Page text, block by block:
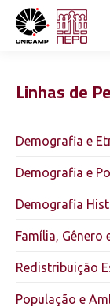
Linhas de
Demografia e
Demografia e
Demografia
Família, Gênero
Redistribuição
População e